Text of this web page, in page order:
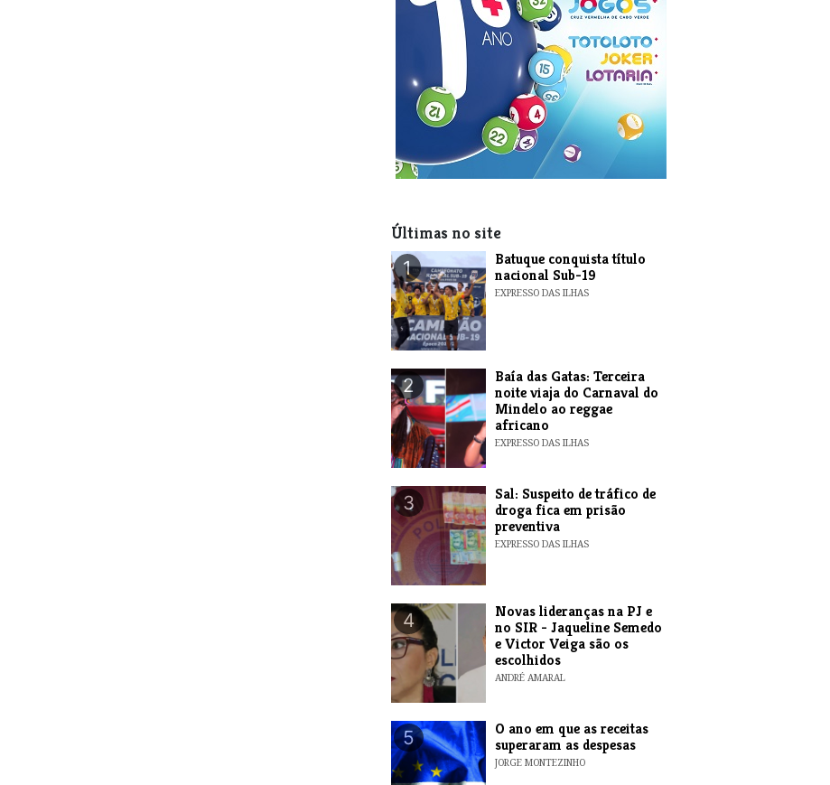
Últimas no site
1
​Batuque conquista título
nacional Sub-19
EXPRESSO DAS ILHAS
2
Baía das Gatas: Terceira
noite viaja do Carnaval do
Mindelo ao reggae
africano
EXPRESSO DAS ILHAS
3
​Sal: Suspeito de tráfico de
droga fica em prisão
preventiva
EXPRESSO DAS ILHAS
4
Novas lideranças na PJ e
no SIR - Jaqueline Semedo
e Victor Veiga são os
escolhidos
ANDRÉ AMARAL
5
O ano em que as receitas
superaram as despesas
JORGE MONTEZINHO